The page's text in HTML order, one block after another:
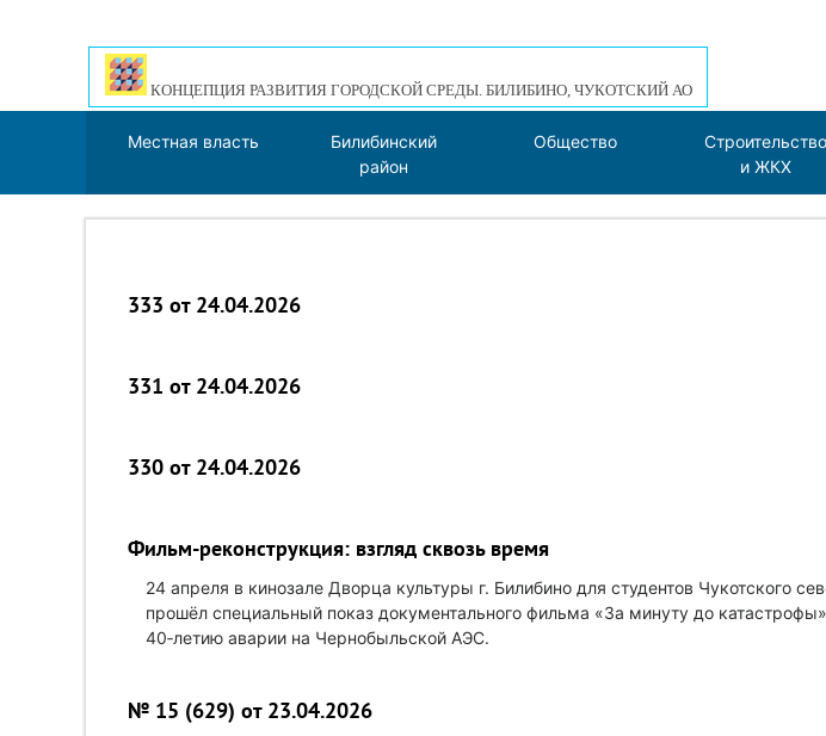
КОНЦЕПЦИЯ РАЗВИТИЯ ГОРОДСКОЙ СРЕДЫ. БИЛИБИНО, ЧУКОТСКИЙ АО
Местная власть
Билибинский
район
Общество
Строительство
и ЖКХ
333 от 24.04.2026
331 от 24.04.2026
330 от 24.04.2026
Фильм‑реконструкция: взгляд сквозь время
24 апреля в кинозале Дворца культуры г. Билибино для студентов Чукотского
прошёл специальный показ документального фильма «За минуту до
40‑летию аварии на Чернобыльской АЭС.
№ 15 (629) от 23.04.2026